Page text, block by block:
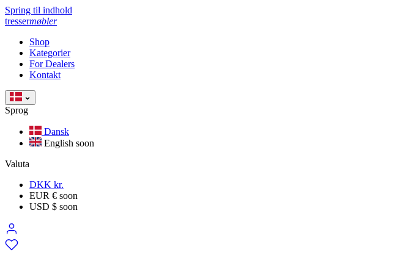
Spring til indhold
tressermøbler
Shop
Kategorier
For Dealers
Kontakt
Sprog
Dansk
English soon
Valuta
DKK kr.
EUR € soon
USD $ soon